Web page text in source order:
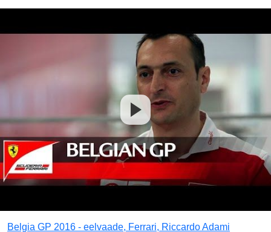
Belgia GP 2016 - eelvaade, Ferrari, Riccardo Adami